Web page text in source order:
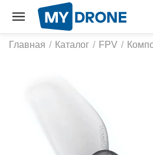
Главная / Каталог / FPV /